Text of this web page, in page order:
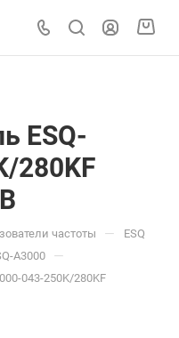
ESQ-
280KF
частоты — ESQ
A3000 —
043-250K/280KF